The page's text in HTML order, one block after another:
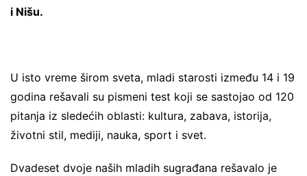
i Nišu.
U isto vreme širom sveta, mladi starosti između 14 i 19
godina rešavali su pismeni test koji se sastojao od 120
pitanja iz sledećih oblasti: kultura, zabava, istorija,
životni stil, mediji, nauka, sport i svet.
Dvadeset dvoje naših mladih sugrađana rešavalo je